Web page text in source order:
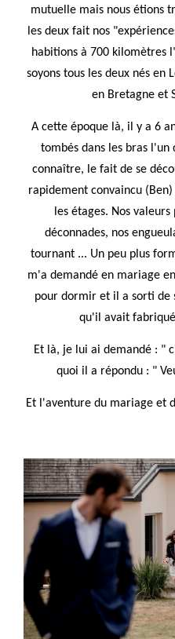
mutuelle mais nous étions
les deux fait nos
habitions à 700 kilomètres
soyons tous les deux nés
en Bretagne et
A cette époque là, il y a 6
tombés dans les bras
connaître, le fait de se
rapidement convaincu
les étages. Nos
déconnades, nos
tournant ... Un peu plus
m'a demandé en mariage
pour dormir et il a sorti de
qu'il avait
Et là, je lui ai demandé : "
quoi il a répondu : "
Et l'aventure du mariage et